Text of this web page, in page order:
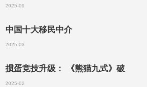
2025-09
中国十大移民中介
2025-03
掼蛋竞技升级： 《熊猫九式》破
2025-02